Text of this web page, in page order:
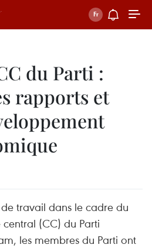
du Parti :
rapports et
travail dans le cadre du
(CC) du Parti
les membres du Parti ont